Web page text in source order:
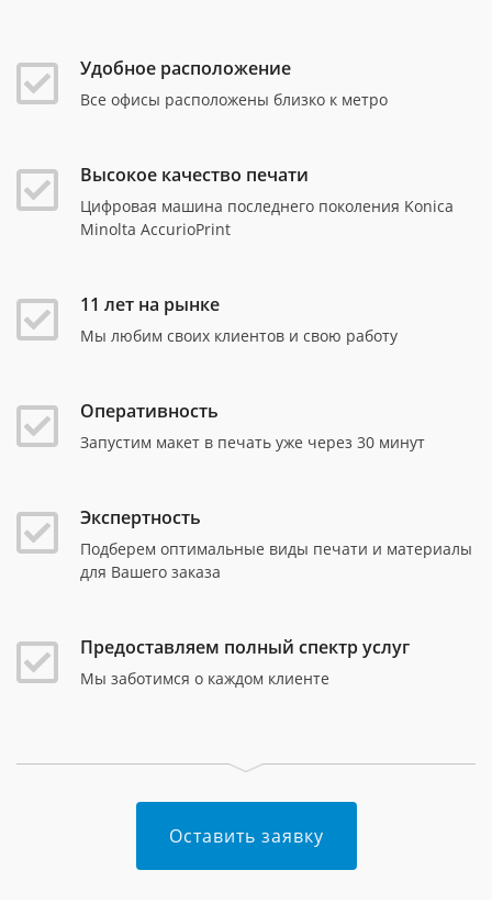
Удобное расположение
Все офисы расположены близко к метро
Высокое качество печати
Цифровая машина последнего поколения Konica
Minolta AccurioPrint
11 лет на рынке
Мы любим своих клиентов и свою работу
Оперативность
Запустим макет в печать уже через 30 минут
Экспертность
Подберем оптимальные виды печати и материалы
для Вашего заказа
Предоставляем полный спектр услуг
Мы заботимся о каждом клиенте
Оставить заявку